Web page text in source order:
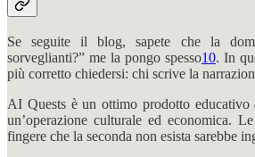
Se seguite il blog, sapete che la
sorveglianti?” me la pongo spesso10. In
più corretto chiedersi: chi scrive la
AI Quests è un ottimo prodotto educativo
un’operazione culturale ed economica.
fingere che la seconda non esista sarebbe